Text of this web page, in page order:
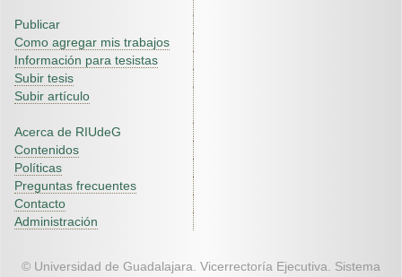
Publicar
Como agregar mis trabajos
Información para tesistas
Subir tesis
Subir artículo
Acerca de RIUdeG
Contenidos
Políticas
Preguntas frecuentes
Contacto
Administración
© Universidad de Guadalajara. Vicerrectoría Ejecutiva. Sistema